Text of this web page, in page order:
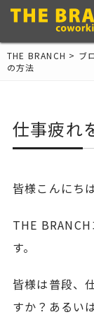
THE BRANCH > ブ
の方法
仕事疲れ
皆様こんにち
THE
す。
皆様は普段、
すか？あるい